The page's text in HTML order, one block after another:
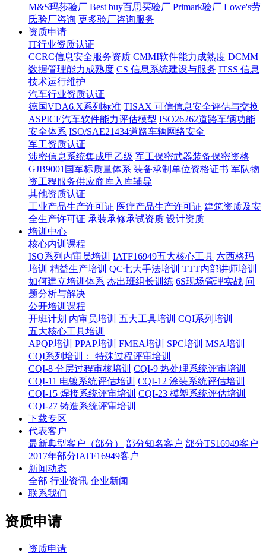
M&S玛莎验厂 Best buy百思买验厂 Primark验厂 Lowe's劳
氏验厂咨询 更多验厂咨询服务
资质申请
IT行业资质认证
CCRC信息安全服务资质 CMMI软件能力成熟度 DCMM
数据管理能力成熟度 CS 信息系统建设与服务 ITSS 信息
技术运行维护
汽车行业资质认证
德国VDA6.X系列标准 TISAX 可信信息安全评估与交换
ASPICE汽车软件能力评估模型 ISO26262道路车辆功能
安全体系 ISO/SAE21434道路车辆网络安全
军工资质认证
涉密信息系统集成甲乙级 军工保密武器装备保密资格
GJB9001国军标质量体系 装备承制单位资格证书 军队物
资工程服务供应商库入库辅导
其他资质认证
工业产品生产许可证 医疗产品生产许可证 建筑资质及安
全生产许可证 承装承修承试资质 设计资质
培训中心
核心内训课程
ISO系列内审员培训 IATF16949五大核心工具 六西格玛
培训 精益生产培训 QC七大手法培训 TTT内部讲师培训
如何建立培训体系 杰出班组长训练 6S现场管理实战 问
题分析与解决
公开培训课程
开班计划 内审员培训 五大工具培训 CQI系列培训
五大核心工具培训
APQP培训 PPAP培训 FMEA培训 SPC培训 MSA培训
CQI系列培训： 特殊过程评审培训
CQI-8 分层过程审核培训 CQI-9 热处理系统评审培训
CQI-11 电镀系统评估培训 CQI-12 涂装系统评估培训
CQI-15 焊接系统评审培训 CQI-23 模塑系统评估培训
CQI-27 铸造系统评审培训
下载专区
代表客户
最新典型客户（部分）
部分知名客户 部分TS16949客户
2017年部分IATF16949客户
新闻动态
全部 行业资讯 企业新闻
联系我们
资质申请
资质申请